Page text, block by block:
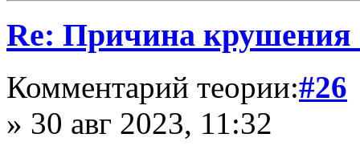
Re: Причина крушения
Комментарий теории:#26
» 30 авг 2023, 11:32